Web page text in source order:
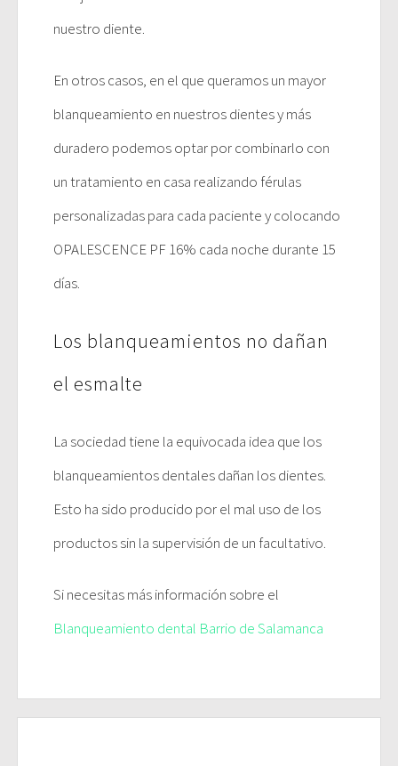
nuestro diente.
En otros casos, en el que queramos un mayor
blanqueamiento en nuestros dientes y más
duradero podemos optar por combinarlo con
un tratamiento en casa realizando férulas
personalizadas para cada paciente y colocando
OPALESCENCE PF 16% cada noche durante 15
días.
Los blanqueamientos no dañan
el esmalte
La sociedad tiene la equivocada idea que los
blanqueamientos dentales dañan los dientes.
Esto ha sido producido por el mal uso de los
productos sin la supervisión de un facultativo.
Si necesitas más información sobre el
Blanqueamiento dental Barrio de Salamanca